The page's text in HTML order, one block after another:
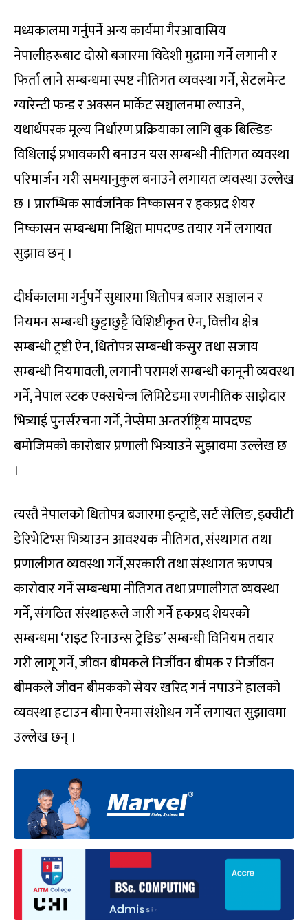
मध्यकालमा गर्नुपर्ने अन्य कार्यमा गैरआवासिय
नेपालीहरूबाट दोस्रो बजारमा विदेशी मुद्रामा गर्ने लगानी र
फिर्ता लाने सम्बन्धमा स्पष्ट नीतिगत व्यवस्था गर्ने, सेटलमेन्ट
ग्यारेन्टी फन्ड र अक्सन मार्केट सञ्चालनमा ल्याउने,
यथार्थपरक मूल्य निर्धारण प्रक्रियाका लागि बुक बिल्डिङ
विधिलाई प्रभावकारी बनाउन यस सम्बन्धी नीतिगत व्यवस्था
परिमार्जन गरी समयानुकुल बनाउने लगायत व्यवस्था उल्लेख
छ । प्रारम्भिक सार्वजनिक निष्कासन र हकप्रद शेयर
निष्कासन सम्बन्धमा निश्चित मापदण्ड तयार गर्ने लगायत
सुझाव छन् ।
दीर्घकालमा गर्नुपर्ने सुधारमा धितोपत्र बजार सञ्चालन र
नियमन सम्बन्धी छुट्टाछुट्टै विशिष्टीकृत ऐन, वित्तीय क्षेत्र
सम्बन्धी ट्रष्टी ऐन, धितोपत्र सम्बन्धी कसुर तथा सजाय
सम्बन्धी नियमावली, लगानी परामर्श सम्बन्धी कानूनी व्यवस्था
गर्ने, नेपाल स्टक एक्सचेन्ज लिमिटेडमा रणनीतिक साझेदार
भित्र्याई पुनर्संरचना गर्ने, नेप्सेमा अन्तर्राष्ट्रिय मापदण्ड
बमोजिमको कारोबार प्रणाली भित्र्याउने सुझावमा उल्लेख छ
।
त्यस्तै नेपालको धितोपत्र बजारमा इन्ट्राडे, सर्ट सेलिङ, इक्वीटी
डेरिभेटिभ्स भित्र्याउन आवश्यक नीतिगत, संस्थागत तथा
प्रणालीगत व्यवस्था गर्ने,सरकारी तथा संस्थागत ऋणपत्र
कारोवार गर्ने सम्बन्धमा नीतिगत तथा प्रणालीगत व्यवस्था
गर्ने, संगठित संस्थाहरूले जारी गर्ने हकप्रद शेयरको
सम्बन्धमा ‘राइट रिनाउन्स ट्रेडिङ’ सम्बन्धी विनियम तयार
गरी लागू गर्ने, जीवन बीमकले निर्जीवन बीमक र निर्जीवन
बीमकले जीवन बीमकको सेयर खरिद गर्न नपाउने हालको
व्यवस्था हटाउन बीमा ऐनमा संशोधन गर्ने लगायत सुझावमा
उल्लेख छन् ।